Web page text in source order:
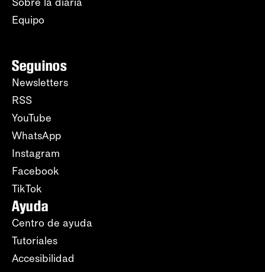
Equipo
Seguinos
Newsletters
RSS
YouTube
WhatsApp
Instagram
Facebook
TikTok
Ayuda
Centro de ayuda
Tutoriales
Accesibilidad